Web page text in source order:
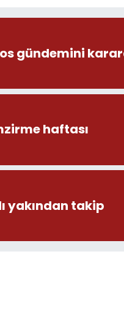
gündemini
haftası
yakından takip